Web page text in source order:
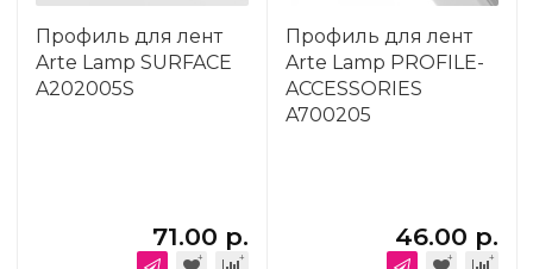
Профиль для лент
Arte Lamp SURFACE
A202005S
71.00 р.
Профиль для лент
Arte Lamp PROFILE-
ACCESSORIES
A700205
46.00 р.